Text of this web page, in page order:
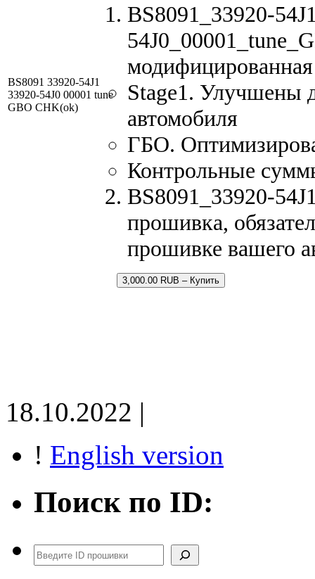
BS8091 33920-54J1
33920-54J0 00001 tune
GBO CHK(ok)
BS8091_33920-
Stage1. Улучшены
автомобиля
ГБО.
Контрольные
BS8091_33920-
прошивка,
прошивке вашего
3,000.00 RUB – Купить
18.10.2022 |
! English version
Поиск по ID:
Поиск